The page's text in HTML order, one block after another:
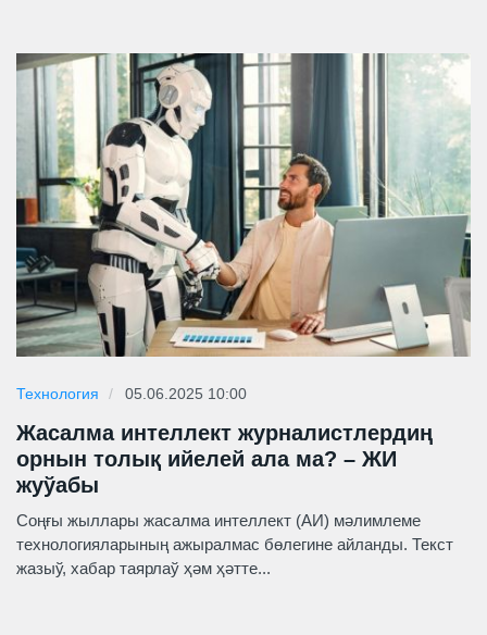
Технология 05.06.2025 10:00
Жасалма интеллект журналистлердиң
орнын толық ийелей ала ма? – ЖИ
жуўабы
Соңғы жыллары жасалма интеллект (АИ) мәлимлеме
технологияларының ажыралмас бөлегине айланды. Текст
жазыў, хабар таярлаў ҳәм ҳәтте...